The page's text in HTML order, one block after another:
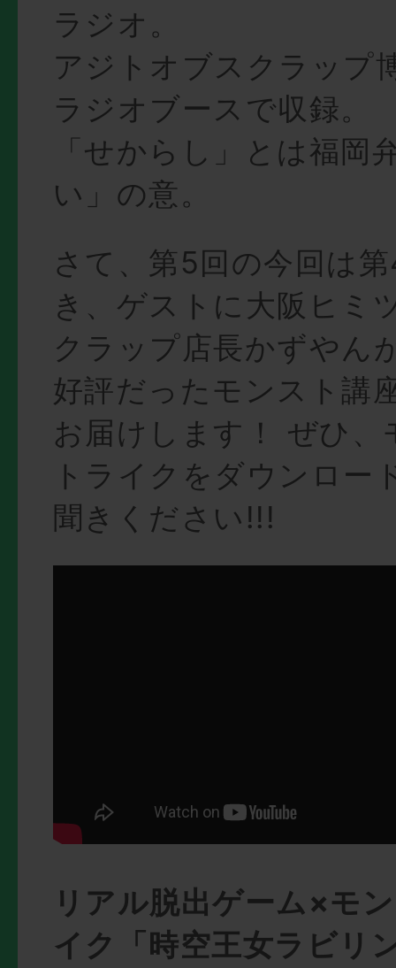
ラジオ。
アジトオブスクラップ
ラジオブースで収録。
「せからし」とは福岡
い」の意。
さて、第5回の今回は
き、ゲストに大阪ヒミ
クラップ店長かずやん
好評だったモンスト講
お届けします！ ぜひ、
トライクをダウンロー
聞きください!!!
リアル脱出ゲーム×モ
イク「時空王女ラビリ